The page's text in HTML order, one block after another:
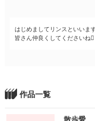
はじめましてリンスといいま
皆さん仲良くしてくださいね
作品一覧
散歩愛